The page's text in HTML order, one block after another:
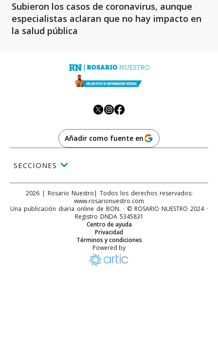
Subieron los casos de coronavirus, aunque
especialistas aclaran que no hay impacto en
la salud pública
Añadir como fuente en
SECCIONES
2026| Rosario Nuestro | Todos los derechos reservados:
www.rosarionuestro.com
Una publicación diaria online de BON. · © ROSARIO NUESTRO 2024 ·
Registro DNDA 5345831
Términos y condiciones
Privacidad
Centro de ayuda
Powered by